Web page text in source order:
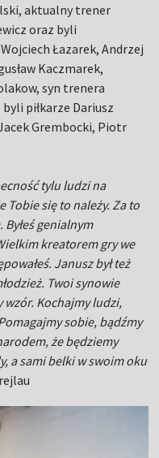
aktualny trener
oraz byli
Łazarek, Andrzej
Kaczmarek,
syn trenera
piłkarze Dariusz
Grembocki, Piotr
tylu ludzi na
Tobie się to należy. Za to
Byłeś genialnym
kreatorem gry we
Janusz był też
Twoi synowie
Kochajmy ludzi,
sobie, bądźmy
że będziemy
a sami belki w swoim oku